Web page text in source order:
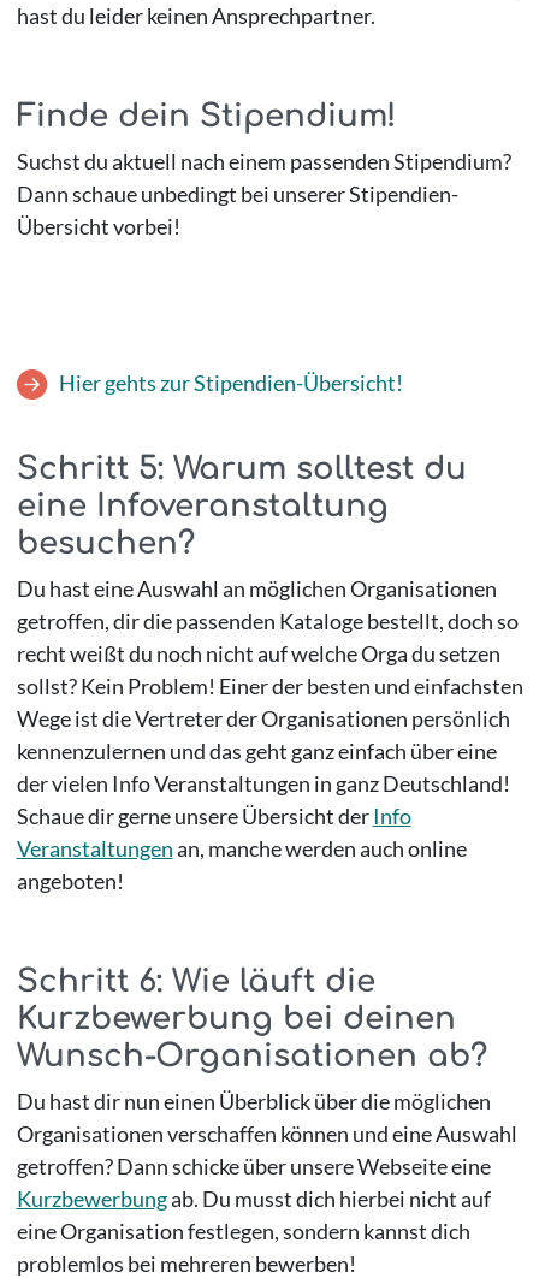
hast du leider keinen Ansprechpartner.
Finde dein Stipendium!
Suchst du aktuell nach einem passenden Stipendium?
Dann schaue unbedingt bei unserer Stipendien-
Übersicht vorbei!
Hier gehts zur Stipendien-Übersicht!
Schritt 5: Warum solltest du
eine Infoveranstaltung
besuchen?
Du hast eine Auswahl an möglichen Organisationen
getroffen, dir die passenden Kataloge bestellt, doch so
recht weißt du noch nicht auf welche Orga du setzen
sollst? Kein Problem! Einer der besten und einfachsten
Wege ist die Vertreter der Organisationen persönlich
kennenzulernen und das geht ganz einfach über eine
der vielen Info Veranstaltungen in ganz Deutschland!
Schaue dir gerne unsere Übersicht derInfo
Veranstaltungenan, manche werden auch online
angeboten!
Schritt 6: Wie läuft die
Kurzbewerbung bei deinen
Wunsch-Organisationen ab?
Du hast dir nun einen Überblick über die möglichen
Organisationen verschaffen können und eine Auswahl
getroffen? Dann schicke über unsere Webseite eine
Kurzbewerbungab. Du musst dich hierbei nicht auf
eine Organisation festlegen, sondern kannst dich
problemlos bei mehreren bewerben!